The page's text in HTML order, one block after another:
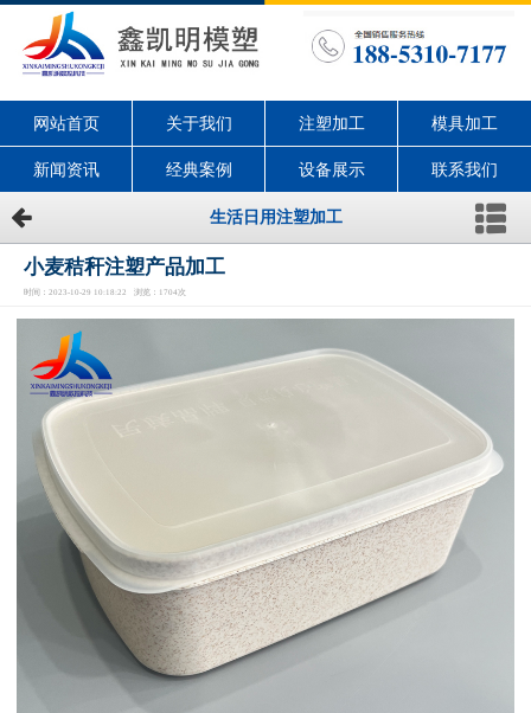
网站首页 关于我们 注塑加工 模具加工
新闻资讯 经典案例 设备展示 联系我们
生活日用注塑加工
小麦秸秆注塑产品加工
时间：2023-10-29 10:18:22 浏览：1704次